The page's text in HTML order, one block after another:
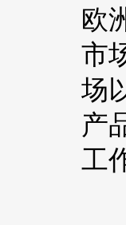
欧
市
场
产
工